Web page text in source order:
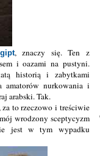
, znaczy się. Ten z
i oazami na pustyni.
historią i zabytkami
amatorów nurkowania i
arabski. Tak.
to rzeczowo i treściwie
wrodzony sceptycyzm
jest w tym wypadku